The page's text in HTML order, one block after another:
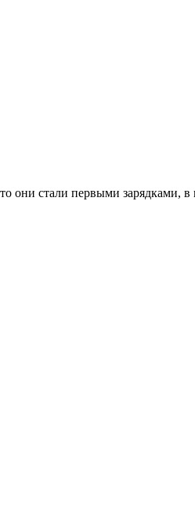
они стали первыми зарядками,